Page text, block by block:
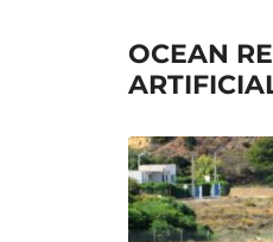
OCEAN